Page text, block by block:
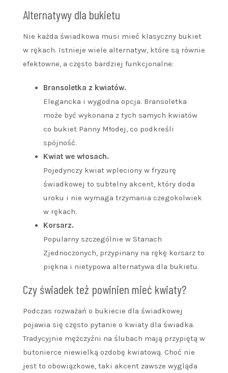
Alternatywy dla bukietu
Nie każda świadkowa musi mieć klasyczny bukiet
w rękach. Istnieje wiele alternatyw, które są równie
efektowne, a często bardziej funkcjonalne:
Bransoletka z kwiatów.
Elegancka i wygodna opcja. Bransoletka
może być wykonana z tych samych kwiatów
co bukiet Panny Młodej, co podkreśli
spójność.
Kwiat we włosach.
Pojedynczy kwiat wpleciony w fryzurę
świadkowej to subtelny akcent, który doda
uroku i nie wymaga trzymania czegokolwiek
w rękach.
Korsarz.
Popularny szczególnie w Stanach
Zjednoczonych, przypinany na rękę korsarz to
piękna i nietypowa alternatywa dla bukietu.
Czy świadek też powinien mieć kwiaty?
Podczas rozważań o bukiecie dla świadkowej
pojawia się często pytanie o kwiaty dla świadka.
Tradycyjnie mężczyźni na ślubach mają przypiętą w
butonierce niewielką ozdobę kwiatową. Choć nie
jest to obowiązkowe, taki akcent zawsze wygląda